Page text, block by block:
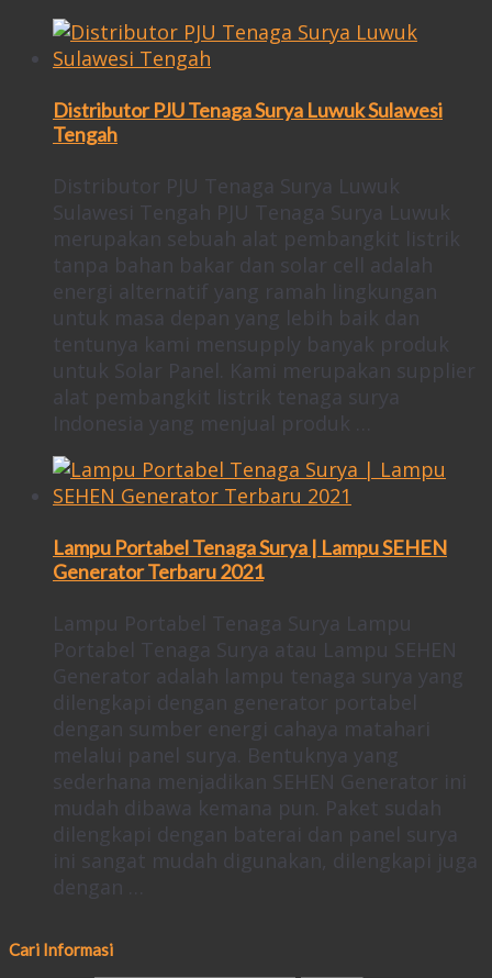
Distributor PJU Tenaga Surya Luwuk Sulawesi
Tengah
Distributor PJU Tenaga Surya Luwuk
Sulawesi Tengah PJU Tenaga Surya Luwuk
merupakan sebuah alat pembangkit listrik
tanpa bahan bakar dan solar cell adalah
energi alternatif yang ramah lingkungan
untuk masa depan yang lebih baik dan
tentunya kami mensupply banyak produk
untuk Solar Panel. Kami merupakan supplier
alat pembangkit listrik tenaga surya
Indonesia yang menjual produk …
Lampu Portabel Tenaga Surya | Lampu SEHEN
Generator Terbaru 2021
Lampu Portabel Tenaga Surya Lampu
Portabel Tenaga Surya atau Lampu SEHEN
Generator adalah lampu tenaga surya yang
dilengkapi dengan generator portabel
dengan sumber energi cahaya matahari
melalui panel surya. Bentuknya yang
sederhana menjadikan SEHEN Generator ini
mudah dibawa kemana pun. Paket sudah
dilengkapi dengan baterai dan panel surya
ini sangat mudah digunakan, dilengkapi juga
dengan …
Cari Informasi